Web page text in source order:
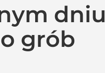
dniu
grób